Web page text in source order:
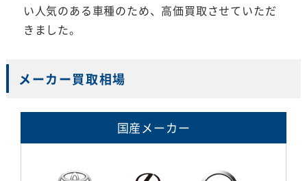
い人気のある車種のため、高価買取させていただ
きました。
メーカー買取相場
国産メーカー